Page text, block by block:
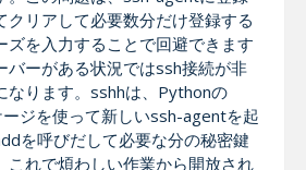
クリアして必要数分だけ登録する
ズを入力することで回避できます
バーがある状況ではssh接続が非
なります。sshhは、Pythonの
ジを使って新しいssh-agentを起
を呼びだして必要な分の秘密鍵
これで煩わしい作業から開放され